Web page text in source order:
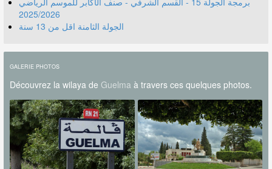
2025/2026
الجولة الثامنة اقل من 13 سنة
GALERIE PHOTOS
Découvrez la wilaya de Guelma à travers ces quelques photos.